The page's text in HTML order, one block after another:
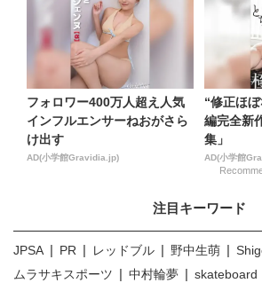
フォロワー400万人超え人気
インフルエンサーねおがさら
け出す
AD(小学館Gravidia.jp)
“修正ほ
編完全新
集」
AD(小学館
注目キーワード
JPSA PR レッドブル 野中生萌
ムラサキスポーツ
中村輪夢 skateboard